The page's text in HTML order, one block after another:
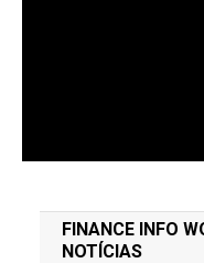
Finance
FINANCE INFO
NOTÍCIAS